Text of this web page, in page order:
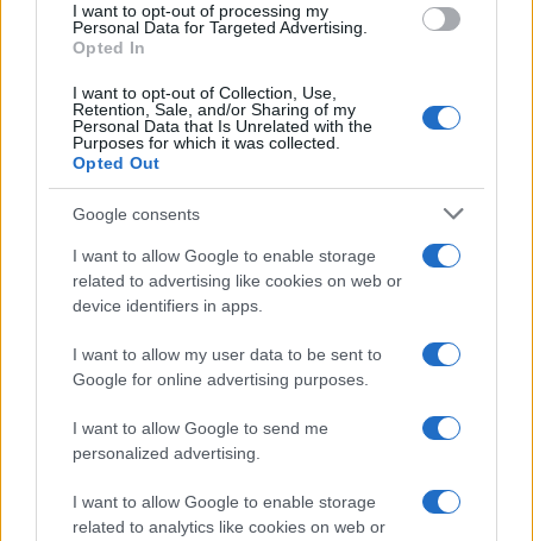
I want to opt-out of processing my
Personal Data for Targeted Advertising.
Opted In
I want to opt-out of Collection, Use,
Retention, Sale, and/or Sharing of my
Personal Data that Is Unrelated with the
Purposes for which it was collected.
Opted Out
Google consents
I want to allow Google to enable storage
related to advertising like cookies on web or
device identifiers in apps.
I want to allow my user data to be sent to
Google for online advertising purposes.
I want to allow Google to send me
personalized advertising.
I want to allow Google to enable storage
related to analytics like cookies on web or
Snowboard freeride nelle Alpi: linee rapide e
sicurezza
Marco Tessari · 31 Lug 2026
Pericolo valanghe: leggere bollettini e segnali per
Kit invernale auto e zaino: tecniche per neve estrema